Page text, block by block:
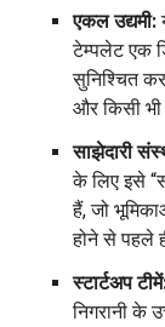
एकल उद्यमी:
टेम्पलेट एक
सुनिश्चित
और किसी
साझेदारी
के लिए इसे
हैं, जो
होने से पहले
स्टार्टअप
निगरानी के